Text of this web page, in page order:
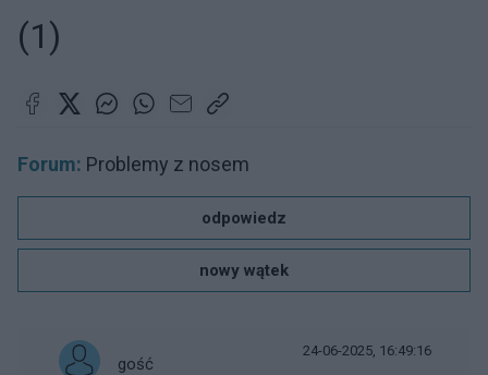
(1)
Forum: Problemy z nosem
odpowiedz
nowy wątek
gość
24-06-2025, 16:49:16